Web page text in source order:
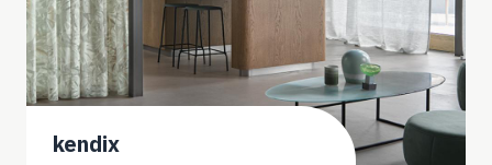
kendix